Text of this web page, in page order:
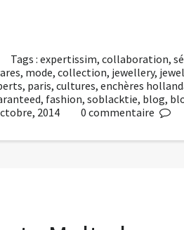
Tags :expertissim,collaboration,
, mode, collection, jewellery,
, paris, cultures, enchères
, fashion, soblacktie, blog,
, 2014 0 commentaire